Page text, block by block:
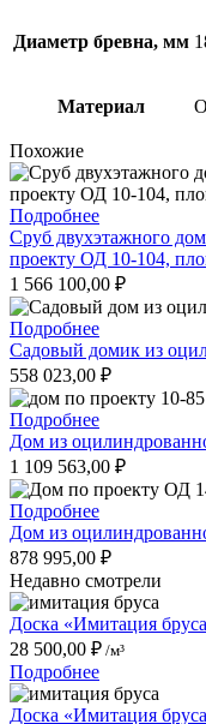
Диаметр бревна, мм
Материал
Похожие
Подробнее
Сруб двухэтажного
проекту ОД 10-104,
1 566 100,00 ₽
Подробнее
Садовый домик из
558 023,00 ₽
Подробнее
Дом из
1 109 563,00 ₽
Подробнее
Дом из
878 995,00 ₽
Недавно смотрели
Доска «Имитация
28 500,00 ₽ /м³
Подробнее
Доска «Имитация